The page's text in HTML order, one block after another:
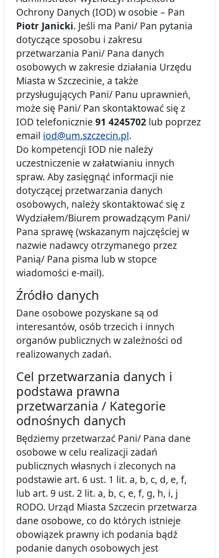
Ochrony Danych (IOD) w osobie – Pan
Piotr Janicki. Jeśli ma Pani/ Pan pytania
dotyczące sposobu i zakresu
przetwarzania Pani/ Pana danych
osobowych w zakresie działania Urzędu
Miasta w Szczecinie, a także
przysługujących Pani/ Panu uprawnień,
może się Pani/ Pan skontaktować się z
IOD telefonicznie 91 4245702 lub poprzez
email iod@um.szczecin.pl.
Do kompetencji IOD nie należy
uczestniczenie w załatwianiu innych
spraw. Aby zasięgnąć informacji nie
dotyczącej przetwarzania danych
osobowych, należy skontaktować się z
Wydziałem/Biurem prowadzącym Pani/
Pana sprawę (wskazanym najczęściej w
nazwie nadawcy otrzymanego przez
Panią/ Pana pisma lub w stopce
wiadomości e-mail).
Źródło danych
Dane osobowe pozyskane są od
interesantów, osób trzecich i innych
organów publicznych w zależności od
realizowanych zadań.
Cel przetwarzania danych i
podstawa prawna
przetwarzania / Kategorie
odnośnych danych
Będziemy przetwarzać Pani/ Pana dane
osobowe w celu realizacji zadań
publicznych własnych i zleconych na
podstawie art. 6 ust. 1 lit. a, b, c, d, e, f,
lub art. 9 ust. 2 lit. a, b, c, e, f, g, h, i, j
RODO. Urząd Miasta Szczecin przetwarza
dane osobowe, co do których istnieje
obowiązek prawny ich podania bądź
podanie danych osobowych jest